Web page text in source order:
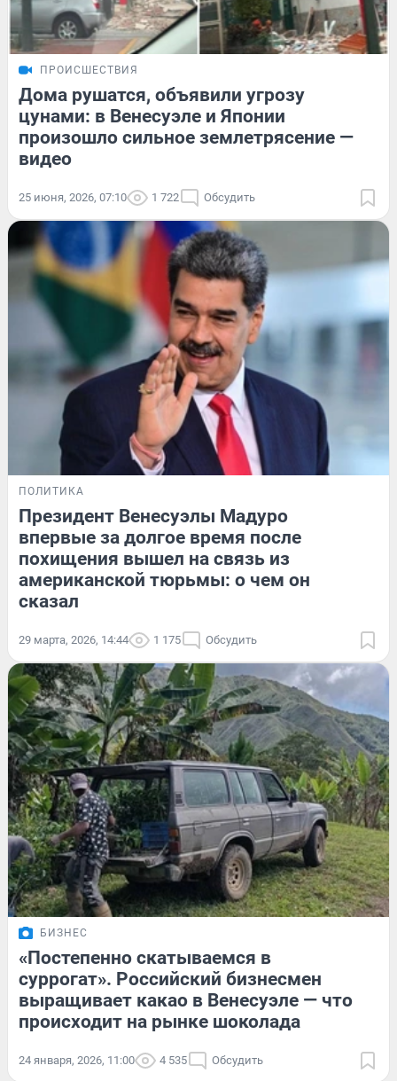
ПРОИСШЕСТВИЯ
Дома рушатся, объявили угрозу
цунами: в Венесуэле и Японии
произошло сильное землетрясение —
видео
25 июня, 2026, 07:10 1 722 Обсудить
ПОЛИТИКА
Президент Венесуэлы Мадуро
впервые за долгое время после
похищения вышел на связь из
американской тюрьмы: о чем он
сказал
29 марта, 2026, 14:44 1 175 Обсудить
БИЗНЕС
«Постепенно скатываемся в
суррогат». Российский бизнесмен
выращивает какао в Венесуэле — что
происходит на рынке шоколада
24 января, 2026, 11:00 4 535 Обсудить